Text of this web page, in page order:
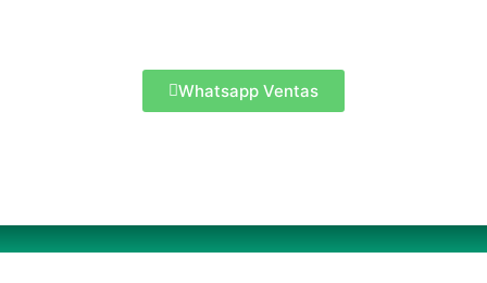
Whatsapp Ventas